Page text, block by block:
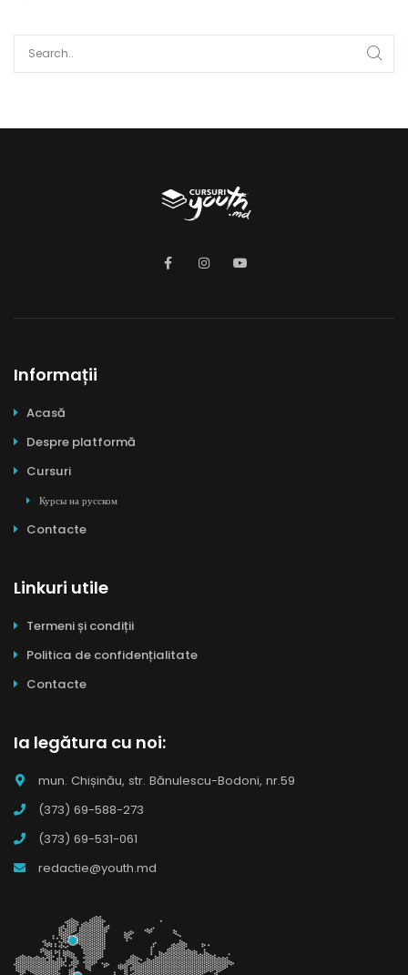
Informații
Acasă
Despre platformă
Cursuri
Курсы на русском
Contacte
Linkuri utile
Termeni și condiții
Politica de confidențialitate
Contacte
Ia legătura cu noi:
mun. Chișinău, str. Bănulescu-Bodoni, nr.59
(373) 69-588-273
(373) 69-531-061
redactie@youth.md